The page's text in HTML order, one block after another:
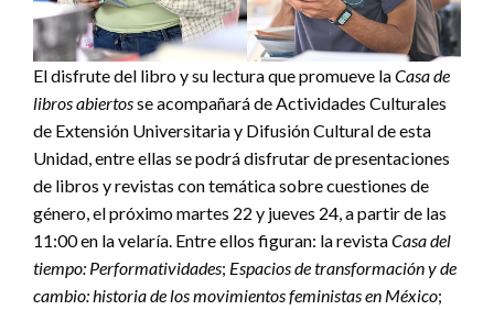
El disfrute del libro y su lectura que promueve laCasa de
libros abiertosse acompañará de Actividades Culturales
de Extensión Universitaria y Difusión Cultural de esta
Unidad, entre ellas se podrá disfrutar de presentaciones
de libros y revistas con temática sobre cuestiones de
género, el próximo martes 22 y jueves 24, a partir de las
11:00 en la velaría. Entre ellos figuran: la revistaCasa del
tiempo: Performatividades; Espacios de transformación y de
cambio: historia de los movimientos feministas en México;